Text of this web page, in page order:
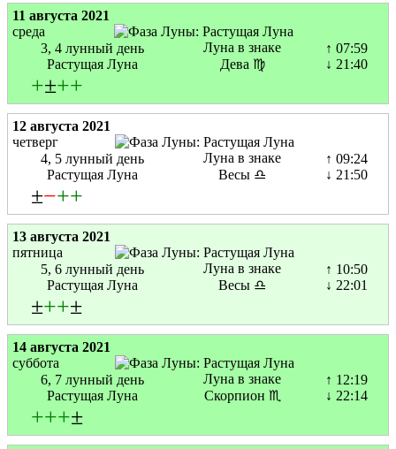
11 августа 2021
среда
3, 4 лунный день
Растущая Луна
Луна в знаке
Дева ♍
↑ 07:59
↓ 21:40
+±++
12 августа 2021
четверг
4, 5 лунный день
Растущая Луна
Луна в знаке
Весы ♎
↑ 09:24
↓ 21:50
±−++
13 августа 2021
пятница
5, 6 лунный день
Растущая Луна
Луна в знаке
Весы ♎
↑ 10:50
↓ 22:01
±++±
14 августа 2021
суббота
6, 7 лунный день
Растущая Луна
Луна в знаке
Скорпион ♏
↑ 12:19
↓ 22:14
+++±